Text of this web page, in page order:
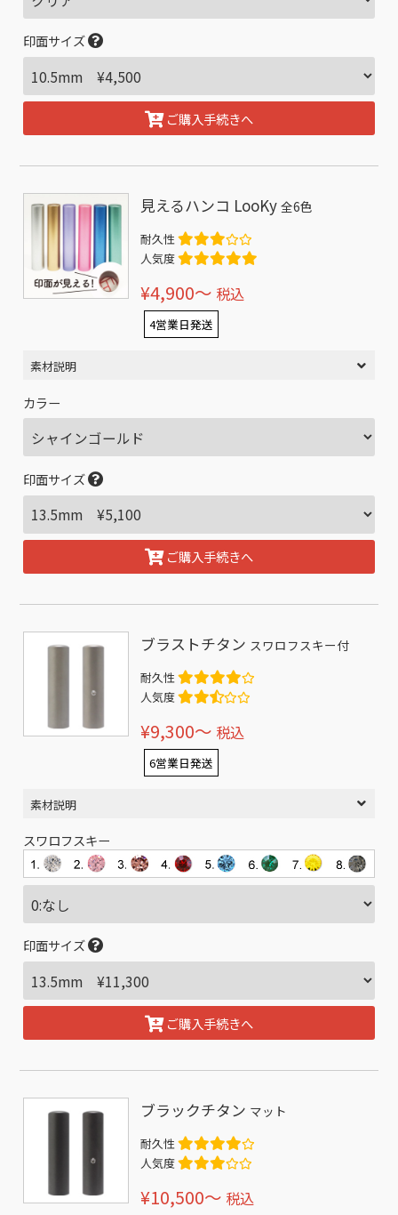
印面サイズ
ご購入手続きへ
見えるハンコ LooKy全6色
耐久性
人気度
¥4,900〜 税込
4営業日発送
素材説明
カラー
印面サイズ
ご購入手続きへ
ブラストチタン スワロフスキー付
耐久性
人気度
¥9,300〜 税込
6営業日発送
素材説明
スワロフスキー
印面サイズ
ご購入手続きへ
ブラックチタン マット
耐久性
人気度
¥10,500〜 税込